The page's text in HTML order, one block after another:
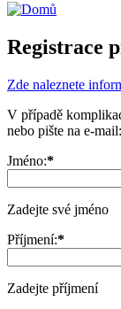
Registrace
Zde naleznete
V případě
nebo pište na e-mail:
Jméno:*
Zadejte své jméno
Příjmení:*
Zadejte příjmení